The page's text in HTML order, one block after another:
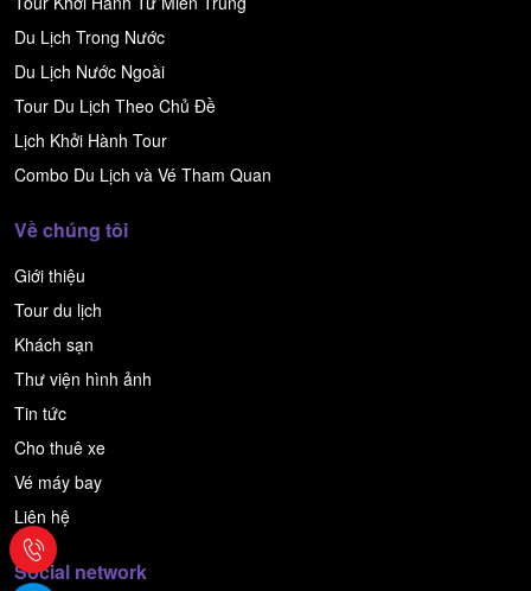
Du Lịch Trong Nước
Du Lịch Nước Ngoài
Tour Du Lịch Theo Chủ Đề
Lịch Khởi Hành Tour
Combo Du Lịch và Vé Tham Quan
Về chúng tôi
Giới thiệu
Tour du lịch
Khách sạn
Thư viện hình ảnh
Tin tức
Cho thuê xe
Vé máy bay
Liên hệ
Social network